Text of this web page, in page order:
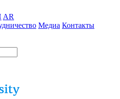
AR
Медиа Контакты